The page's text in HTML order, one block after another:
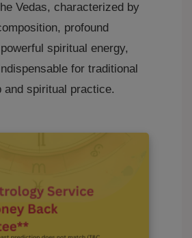
Vedas, characterized by
profound
spiritual energy,
for traditional
and spiritual practice.